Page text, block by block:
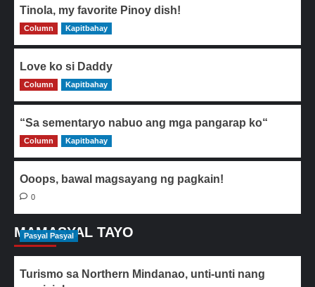
Tinola, my favorite Pinoy dish!
0
Column Kapitbahay
Love ko si Daddy
0
Column Kapitbahay
“Sa sementaryo nabuo ang mga pangarap ko“
0
Column Kapitbahay
Ooops, bawal magsayang ng pagkain!
0
MAMASYAL TAYO
Pasyal Pasyal
Turismo sa Northern Mindanao, unti-unti nang